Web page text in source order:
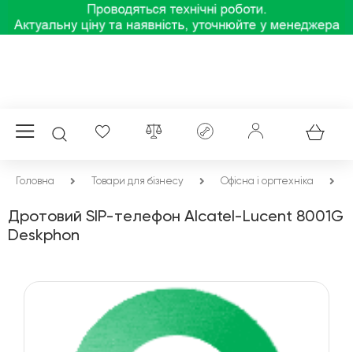
Головна Товари для бізнесу Офісна і оргтехніка
Дротовий SIP-телефон Alcatel-Lucent 8001G
Deskphon